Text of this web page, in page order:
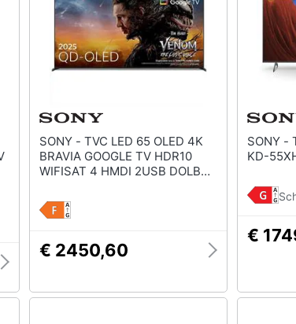
SONY - TVC LED 65 OLED 4K
BRAVIA GOOGLE TV HDR10
WIFISAT 4 HMDI 2USB DOLBY
€ 2450,60
SONY - TV LED Ultra HD 4K 55"
KD-
€